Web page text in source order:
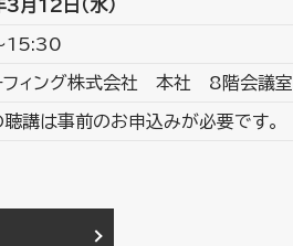
月12日（水）
15:30
フィング株式会社 本社 8階会議室
講は事前のお申込みが必要です。